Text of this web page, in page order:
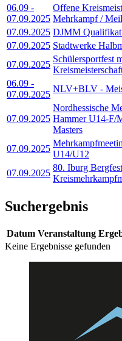
06.09 -
07.09.2025
Offene
Mehrkampf /
07.09.2025 DJMM
07.09.2025 Stadtwerke
07.09.2025
Schülersportfest
06.09 -
07.09.2025
NLV+BLV -
07.09.2025
Nordhessische
Hammer U14-F/
Masters
07.09.2025
U14/U12
07.09.2025
80. Iburg
Suchergebnis
Datum Veranstaltung
Keine Ergebnisse gefunden